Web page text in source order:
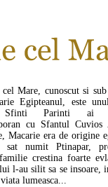
cel Mare, cunoscut si
Egipteanul, este
Parinti ai
cu Sfantul Cuvios
Macarie era de origine
sat numit Ptinapar,
crestina foarte
l-au silit sa se insoare,
lumeasca...